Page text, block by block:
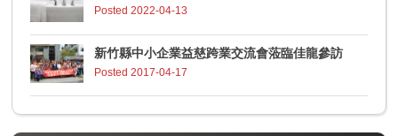
Posted 2022-04-13
新竹縣中小企業益慈跨業交流會蒞臨佳龍參訪
Posted 2017-04-17